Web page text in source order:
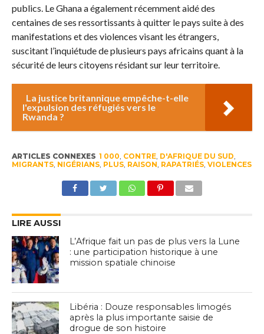
publics. Le Ghana a également récemment aidé des
centaines de ses ressortissants à quitter le pays suite à des
manifestations et des violences visant les étrangers,
suscitant l’inquiétude de plusieurs pays africains quant à la
sécurité de leurs citoyens résidant sur leur territoire.
La justice britannique empêche-t-elle
l'expulsion des réfugiés vers le
Rwanda ?
ARTICLES CONNEXES 1 000 CONTRE, D'AFRIQUE DU SUD
MIGRANTS, NIGÉRIANS, PLUS, RAISON RAPATRIÉS, VIOLENCES
LIRE AUSSI
L’Afrique fait un pas de plus vers la Lune
: une participation historique à une
mission spatiale chinoise
Libéria : Douze responsables limogés
après la plus importante saisie de
drogue de son histoire